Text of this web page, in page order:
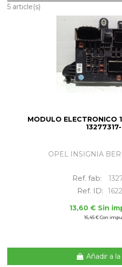
5 article(s)
MODULO ELECTRONICO
OPEL INSIGNIA
Ref. fab:
Ref. ID:
13,60 € Sin
16,45 € Con
Añadir a